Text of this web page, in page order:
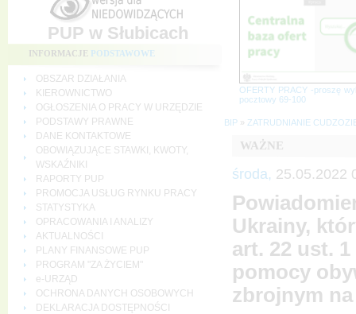
PUP w Słubicach
INFORMACJE PODSTAWOWE
OBSZAR DZIAŁANIA
KIEROWNICTWO
OGŁOSZENIA O PRACY W URZĘDZIE
PODSTAWY PRAWNE
DANE KONTAKTOWE
OBOWIĄZUJĄCE STAWKI, KWOTY,
WSKAŹNIKI
RAPORTY PUP
PROMOCJA USŁUG RYNKU PRACY
STATYSTYKA
OPRACOWANIA I ANALIZY
AKTUALNOŚCI
PLANY FINANSOWE PUP
PROGRAM "ZA ŻYCIEM"
e-URZĄD
OCHRONA DANYCH OSOBOWYCH
DEKLARACJA DOSTĘPNOŚCI
OFERTY PRACY -proszę
pocztowy 69-100
BIP » ZATRUDNIANIE
WAŻNE
środa, 25.05.2022
Ukrainy,
art. 22 ust.
pomocy
zbrojnym